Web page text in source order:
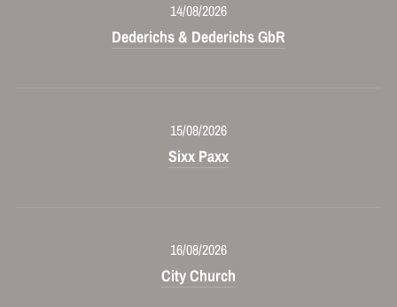
14/08/2026
Dederichs & Dederichs GbR
15/08/2026
Sixx Paxx
16/08/2026
City Church